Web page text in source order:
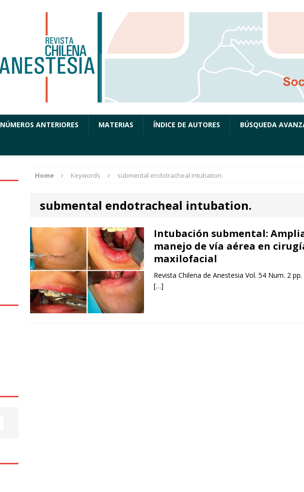
NÚMEROS ANTERIORES MATERIAS ÍNDICE DE AUTORES BÚSQUEDA
Home Keywords submental endotracheal intubation.
submental endotracheal intubation.
Intubación submental:
manejo de vía aérea en
maxilofacial
Revista Chilena de Anestesia Vol. 54 Num. 2 pp.
[…]